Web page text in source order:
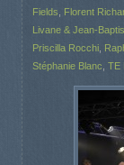
Fields
Florent
Livane & Jean-
Priscilla Rocchi
Stéphanie Blanc TE